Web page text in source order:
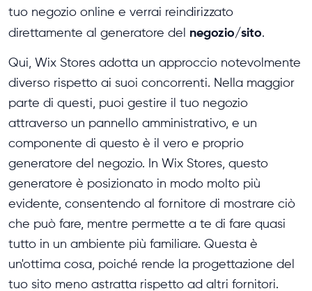
tuo negozio online e verrai reindirizzato
direttamente al generatore del negozio/sito.
Qui, Wix Stores adotta un approccio notevolmente
diverso rispetto ai suoi concorrenti. Nella maggior
parte di questi, puoi gestire il tuo negozio
attraverso un pannello amministrativo, e un
componente di questo è il vero e proprio
generatore del negozio. In Wix Stores, questo
generatore è posizionato in modo molto più
evidente, consentendo al fornitore di mostrare ciò
che può fare, mentre permette a te di fare quasi
tutto in un ambiente più familiare. Questa è
un'ottima cosa, poiché rende la progettazione del
tuo sito meno astratta rispetto ad altri fornitori.